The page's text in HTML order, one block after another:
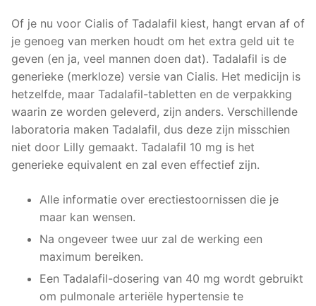
Of je nu voor Cialis of Tadalafil kiest, hangt ervan af of
je genoeg van merken houdt om het extra geld uit te
geven (en ja, veel mannen doen dat). Tadalafil is de
generieke (merkloze) versie van Cialis. Het medicijn is
hetzelfde, maar Tadalafil-tabletten en de verpakking
waarin ze worden geleverd, zijn anders. Verschillende
laboratoria maken Tadalafil, dus deze zijn misschien
niet door Lilly gemaakt. Tadalafil 10 mg is het
generieke equivalent en zal even effectief zijn.
Alle informatie over erectiestoornissen die je
maar kan wensen.
Na ongeveer twee uur zal de werking een
maximum bereiken.
Een Tadalafil-dosering van 40 mg wordt gebruikt
om pulmonale arteriële hypertensie te